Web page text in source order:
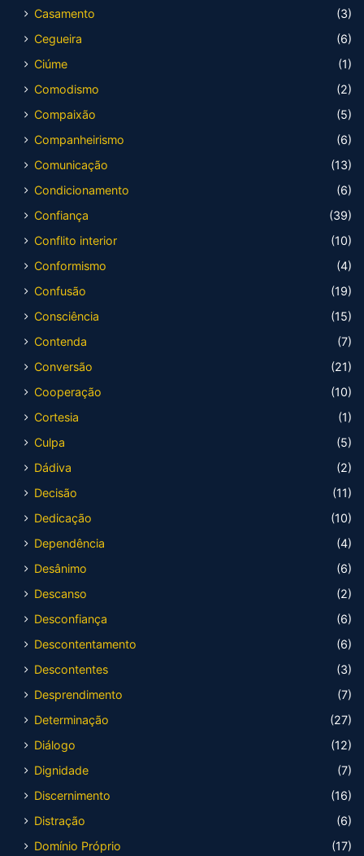
Casamento
(3)
Cegueira
(6)
Ciúme
(1)
Comodismo
(2)
Compaixão
(5)
Companheirismo
(6)
Comunicação
(13)
Condicionamento
(6)
Confiança
(39)
Conflito interior
(10)
Conformismo
(4)
Confusão
(19)
Consciência
(15)
Contenda
(7)
Conversão
(21)
Cooperação
(10)
Cortesia
(1)
Culpa
(5)
Dádiva
(2)
Decisão
(11)
Dedicação
(10)
Dependência
(4)
Desânimo
(6)
Descanso
(2)
Desconfiança
(6)
Descontentamento
(6)
Descontentes
(3)
Desprendimento
(7)
Determinação
(27)
Diálogo
(12)
Dignidade
(7)
Discernimento
(16)
Distração
(6)
Domínio Próprio
(17)